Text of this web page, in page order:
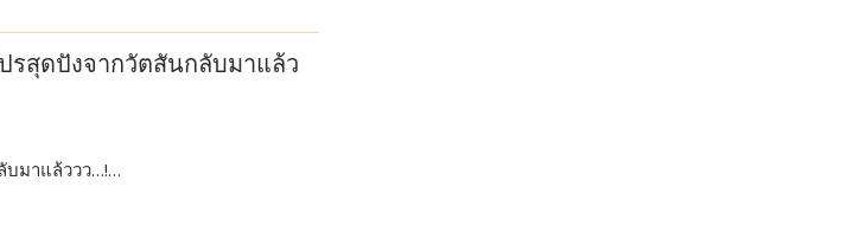
รสุดปังจากวัตสันกลับมาแล้ว
บมาแล้ววว…!…